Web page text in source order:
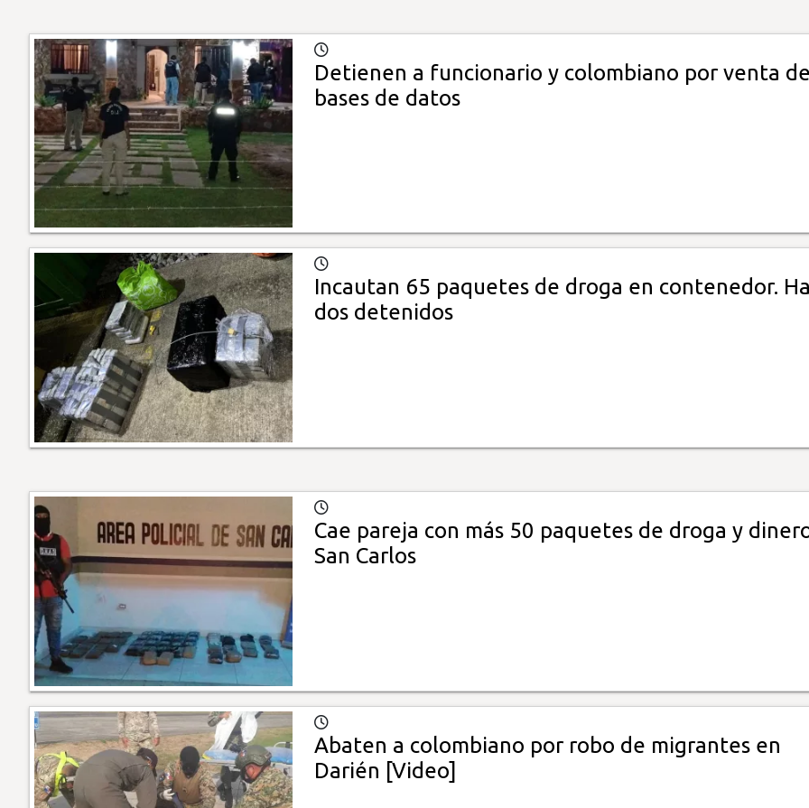
Detienen a funcionario y colombiano por venta
bases de datos
Incautan 65 paquetes de droga en contenedor.
dos detenidos
Cae pareja con más 50 paquetes de droga y
San Carlos
Abaten a colombiano por robo de migrantes en
Darién [Video]